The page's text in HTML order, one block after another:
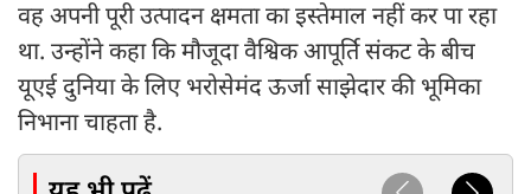
वह अपनी पूरी उत्पादन क्षमता का इस्तेमाल नहीं कर पा रहा
था. उन्होंने कहा कि मौजूदा वैश्विक आपूर्ति संकट के बीच
यूएई दुनिया के लिए भरोसेमंद ऊर्जा साझेदार की भूमिका
निभाना चाहता है.